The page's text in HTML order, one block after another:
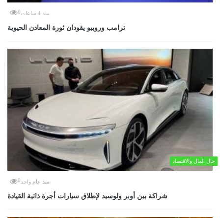
منذ 4 ساعات 0
ترامب وروبيو يقودان ثورة المعادن الحيوية
حال المال والاقتصاد
منذ عام واحد 0
شراكة بين أوبر ولوسيد لإطلاق سيارات أجرة ذاتية القيادة